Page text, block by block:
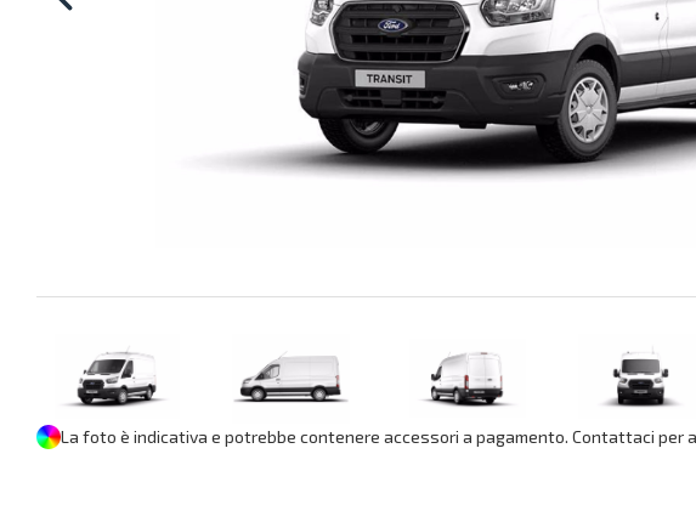
La foto è indicativa e potrebbe contenere accessori a pagamento. Contattaci per